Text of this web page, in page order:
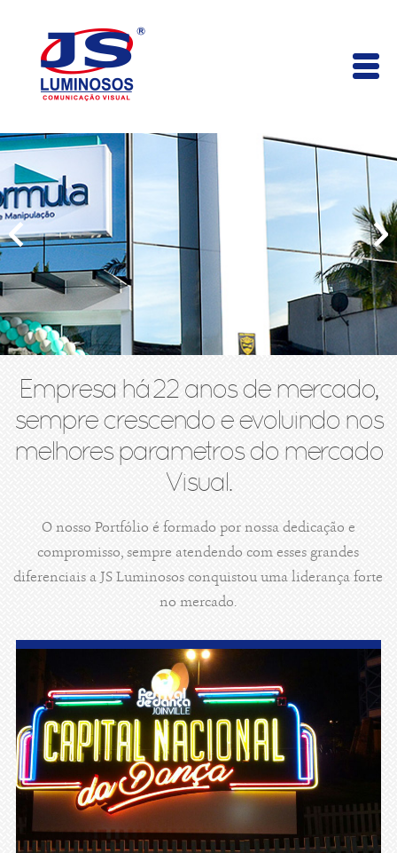
Empresa há 22 anos de mercado,
sempre crescendo e evoluindo nos
melhores parametros do mercado
Visual.
O nosso Portfólio é formado por nossa dedicação e
compromisso, sempre atendendo com esses grandes
diferenciais a JS Luminosos conquistou uma liderança forte
no mercado.